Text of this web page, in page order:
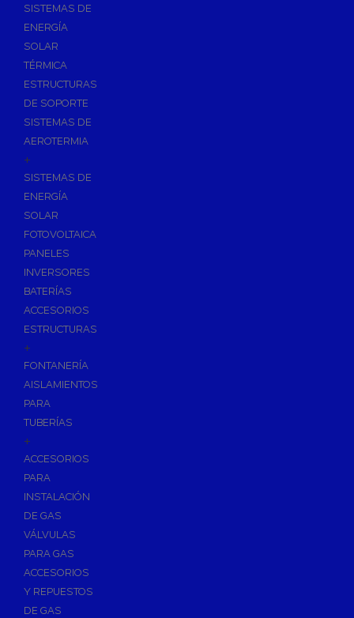
SISTEMAS DE
ENERGÍA
SOLAR
TÉRMICA
ESTRUCTURAS
DE SOPORTE
SISTEMAS DE
AEROTERMIA
+
SISTEMAS DE
ENERGÍA
SOLAR
FOTOVOLTAICA
PANELES
INVERSORES
BATERÍAS
ACCESORIOS
ESTRUCTURAS
+
FONTANERÍA
AISLAMIENTOS
PARA
TUBERÍAS
+
ACCESORIOS
PARA
INSTALACIÓN
DE GAS
VÁLVULAS
PARA GAS
ACCESORIOS
Y REPUESTOS
DE GAS